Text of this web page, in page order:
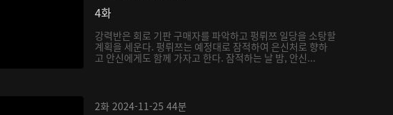
4화
강력반은 회로 기판 구매자를 파악하고 펑뤼쯔 일당을 소탕할
계획을 세운다. 펑뤼쯔는 예정대로 잠적하여 은신처로 향하
고 안신에게도 함께 가자고 한다. 잠적하는 날 밤, 안신...
2화 2024-11-25 44분